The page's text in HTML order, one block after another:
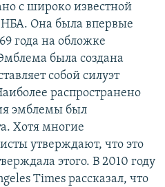
с широко известной
Она была впервые
года на обложке
была создана
собой силуэт
распространено
эмблемы был
Хотя многие
утверждают, что это
этого. В 2010 году
Times рассказал, что